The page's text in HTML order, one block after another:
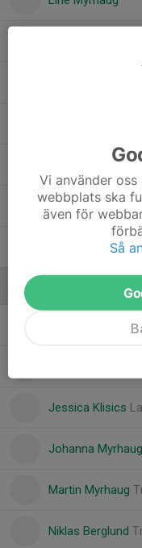
Stella Makkieh
Tova Harnevik
Tyra Levén
Ledare
Anton
Jessica Klisics
Johanna Myrhaug
Martin Myrhaug
Niklas Berglund
Vi använder
webbplats ska
även för
Så